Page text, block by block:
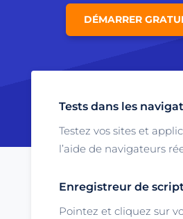
DÉMARRER
Tests dans les
Testez vos sites et
l’aide de navigateurs
Enregistreur de
Pointez et cliquez sur